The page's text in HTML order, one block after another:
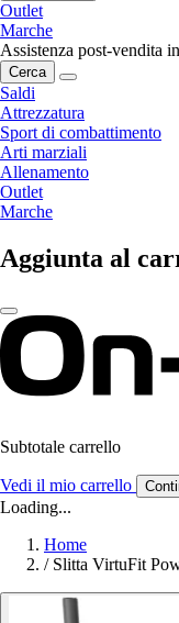
Outlet
Marche
Assistenza post-vendita
Cerca
Saldi
Attrezzatura
Sport di combattimento
Arti marziali
Allenamento
Outlet
Marche
Aggiunta al
Subtotale carrello
Vedi il mio carrello
Loading...
Home
/ Slitta VirtuFit